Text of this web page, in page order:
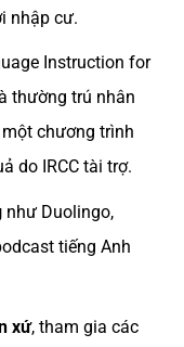
nhập cư.
Instruction for
thường trú nhân
chương trình
do IRCC tài trợ.
như Duolingo,
tiếng Anh
xứ, tham gia các